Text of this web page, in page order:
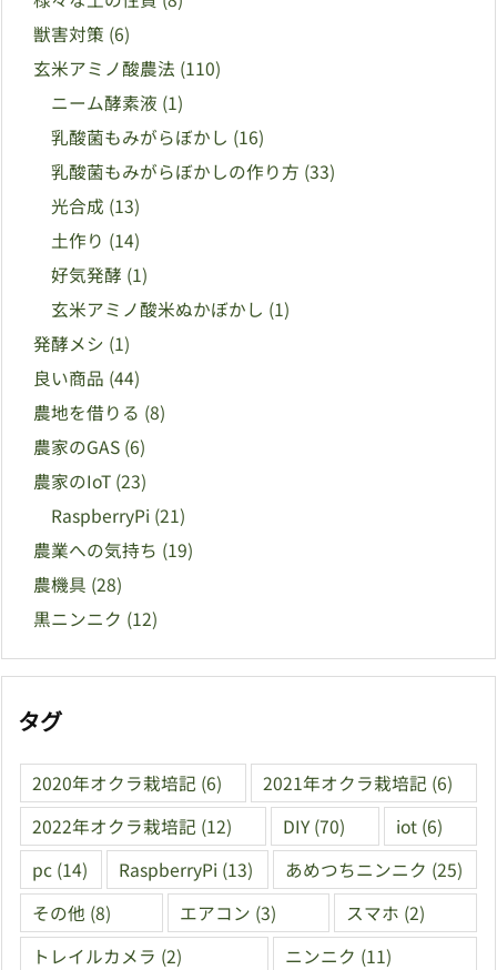
獣害対策 (6)
玄米アミノ酸農法 (110)
ニーム酵素液 (1)
乳酸菌もみがらぼかし (16)
乳酸菌もみがらぼかしの作り方 (33)
光合成 (13)
土作り (14)
好気発酵 (1)
玄米アミノ酸米ぬかぼかし (1)
発酵メシ (1)
良い商品 (44)
農地を借りる (8)
農家のGAS (6)
農家のIoT (23)
RaspberryPi (21)
農業への気持ち (19)
農機具 (28)
黒ニンニク (12)
タグ
2020年オクラ栽培記 (6) 2021年オクラ栽培記 (6)
2022年オクラ栽培記 (12) DIY (70) iot (6)
pc (14) RaspberryPi (13) あめつちニンニク (25)
その他 (8) エアコン (3) スマホ (2)
トレイルカメラ (2) ニンニク (11)